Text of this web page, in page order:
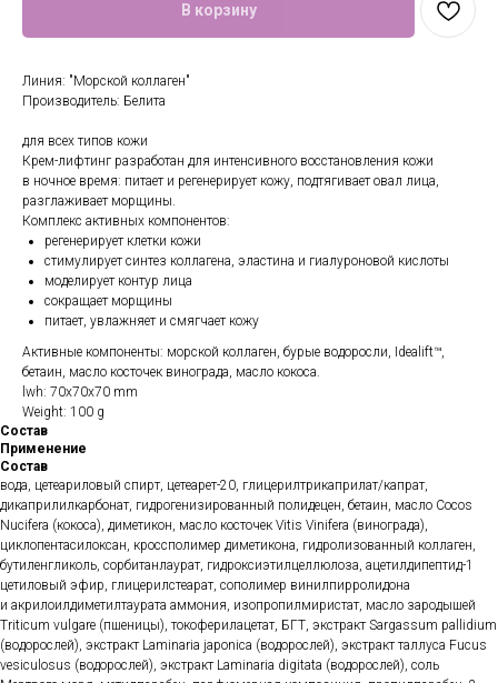
В корзину
Линия: "Морской коллаген"
Производитель: Белита
для всех типов кожи
Крем-лифтинг разработан для интенсивного восстановления кожи
в ночное время: питает и регенерирует кожу, подтягивает овал лица,
разглаживает морщины.
Комплекс активных компонентов:
регенерирует клетки кожи
стимулирует синтез коллагена, эластина и гиалуроновой кислоты
моделирует контур лица
сокращает морщины
питает, увлажняет и смягчает кожу
Активные компоненты: морской коллаген, бурые водоросли, Idealift™,
бетаин, масло косточек винограда, масло кокоса.
lwh: 70x70x70 mm
Weight: 100 g
Состав
Применение
Состав
вода, цетеариловый спирт, цетеарет-20, глицерилтрикаприлат/капрат,
дикаприлилкарбонат, гидрогенизированный полидецен, бетаин, масло Cocos
Nucifera (кокоса), диметикон, масло косточек Vitis Vinifera (винограда),
циклопентасилоксан, кроссполимер диметикона, гидролизованный коллаген,
бутиленгликоль, сорбитанлаурат, гидроксиэтилцеллюлоза, ацетилдипептид-1
цетиловый эфир, глицерилстеарат, сополимер винилпирролидона
и акрилоилдиметилтаурата аммония, изопропилмиристат, масло зародышей
Triticum vulgare (пшеницы), токоферилацетат, БГТ, экстракт Sargassum pallidium
(водорослей), экстракт Laminaria japonica (водорослей), экстракт таллуса Fucus
vesiculosus (водорослей), экстракт Laminaria digitata (водорослей), соль